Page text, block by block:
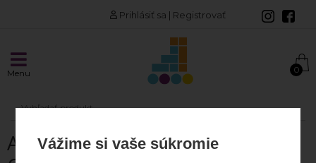
Prihlásiť sa | Registrovať
Menu 0
AKCIE A NOVINKY /
INLINE KORČULE
Vážime si vaše súkromie